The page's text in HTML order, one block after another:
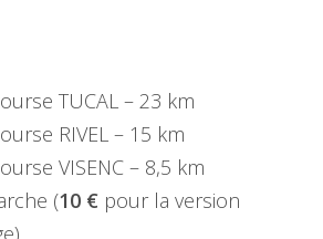
TUCAL – 23 km
RIVEL – 15 km
VISENC – 8,5 km
(10 € pour la version